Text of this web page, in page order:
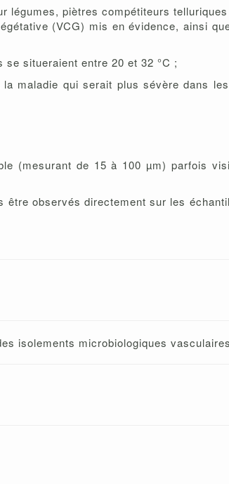
légumes, piètres compétiteurs
(VCG) mis en évidence, ainsi
situeraient entre 20 et 32 °C ;
maladie qui serait plus sévère dans
(mesurant de 15 à 100 µm) parfois
observés directement sur les
isolements microbiologiques